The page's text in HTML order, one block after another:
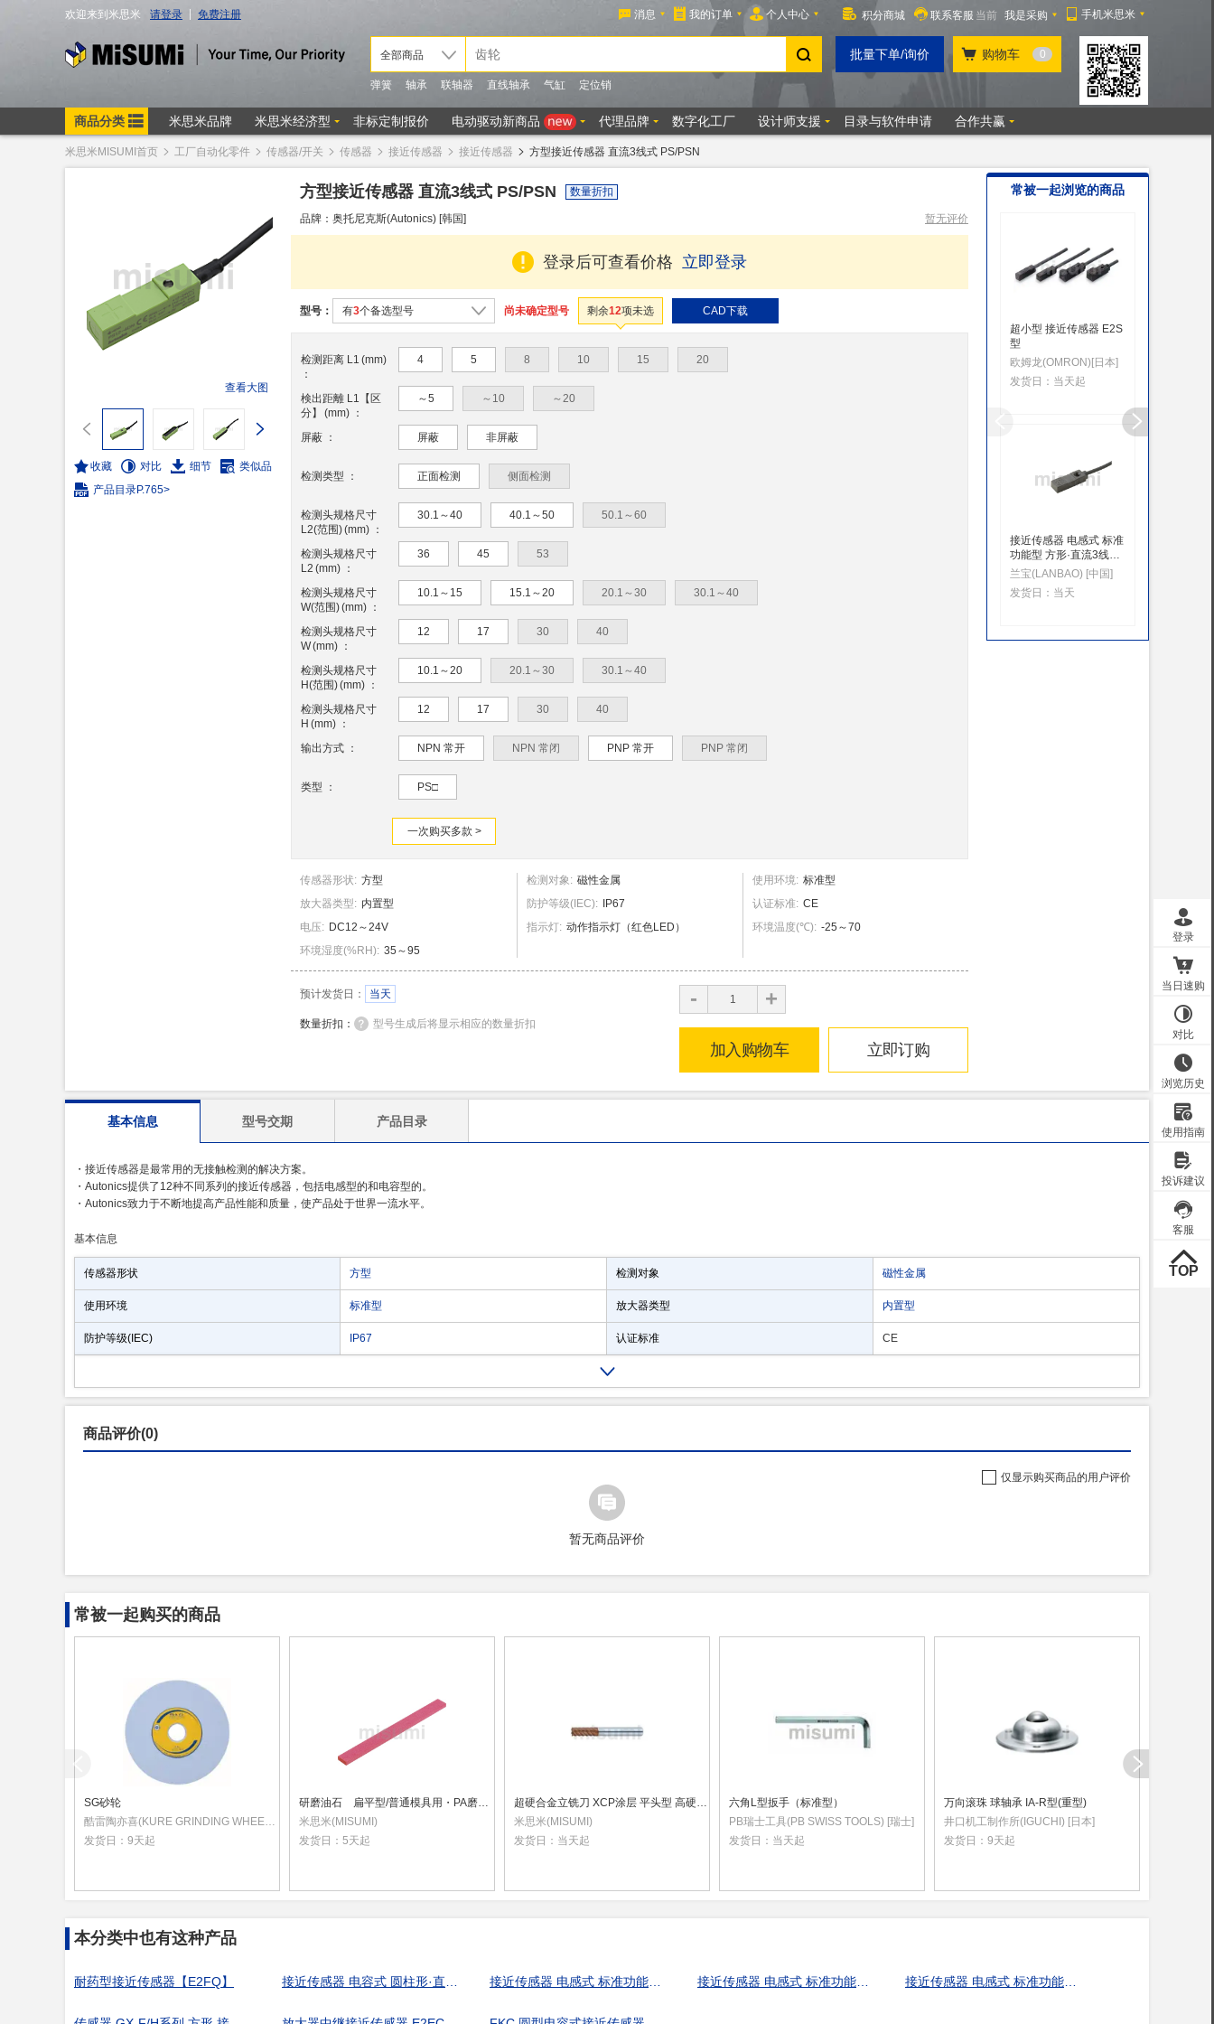
米思米MISUMI首页 工厂自动化零件 传感器/开关 传感器 接近传感器 接近传感器 方型接近传感器 直流3线式 PS/PSN
查看大图
收藏 对比 细节
类似品
产品目录P.765>
方型接近传感器 直流3线式 PS/PSN 数量折扣
品牌：奥托尼克斯(Autonics) [韩国] 暂无评价
登录后可查看价格 立即登录
型号： 有3个备选型号 尚未确定型号 剩余12项未选 CAD下载
检测距离 L1 (mm)
：
4 5 8 10 15 20
検出距離 L1【区
分】
(mm) ：
～5 ～10 ～20
屏蔽 ： 屏蔽 非屏蔽
检测类型 ： 正面检测 侧面检测
检测头规格尺寸
L2(范围)(mm) ：
30.1～40 40.1～50 50.1～60
检测头规格尺寸
L2 (mm) ：
36 45 53
检测头规格尺寸
W(范围)(mm) ：
10.1～15 15.1～20 20.1～30 30.1～40
检测头规格尺寸
W(mm) ：
12 17 30 40
检测头规格尺寸
H(范围)(mm) ：
10.1～20 20.1～30 30.1～40
检测头规格尺寸
H (mm) ：
12 17 30 40
输出方式 ： NPN 常开 NPN 常闭 PNP 常开 PNP 常闭
类型 ： PS□
一次购买多款 >
传感器形状: 方型
放大器类型: 内置型
电压: DC12～24V
环境湿度(%RH): 35～95
检测对象: 磁性金属
防护等级(IEC):
IP67
指示灯: 动作指示灯（红色LED）
使用环境: 标准型
认证标准: CE
环境温度(℃): -25～70
预计发货日： 当天
数量折扣： 型号生成后将显示相应的数量折扣
- +
加入购物车 立即订购
常被一起浏览的商品
超小型 接近传感器 E2S
型
欧姆龙(OMRON)[日本]
发货日： 当天起
接近传感器 电感式 标准
功能型 方形·直流3线式
检测距离:3mm KBP11
兰宝(LANBAO) [中国]
发货日： 当天
基本信息 型号交期 产品目录
・接近传感器是最常用的无接触检测的解决方案。
・Autonics提供了12种不同系列的接近传感器，包括电感型的和电容型的。
・Autonics致力于不断地提高产品性能和质量，使产品处于世界一流水平。
基本信息
传感器形状 方型 检测对象 磁性金属
使用环境 标准型 放大器类型 内置型
防护等级(IEC) IP67 认证标准 CE
商品评价(0)
仅显示购买商品的用户评价
暂无商品评价
常被一起购买的商品
SG砂轮
酷雷陶亦喜(KURE GRINDING WHEEL) [日本]
发货日： 9天起
研磨油石 扁平型/普通模具用・PA磨粒/粗加工型 -套件-
米思米(MISUMI)
发货日： 5天起
超硬合金立铣刀 XCP涂层 平头型 高硬度钢加工用 多刃 微小R/短刃型 标准刃长型
米思米(MISUMI)
发货日： 当天起
六角L型扳手（标准型）
PB瑞士工具(PB SWISS TOOLS) [瑞士]
发货日： 当天起
万向滚珠 球轴承 IA-R型(重型)
井口机工制作所(IGUCHI) [日本]
发货日： 9天起
本分类中也有这种产品
耐药型接近传感器【E2FQ】